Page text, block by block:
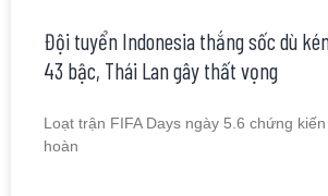
Đội tuyển Indonesia thắng sốc dù
43 bậc, Thái Lan gây thất vọng
Loạt trận FIFA Days ngày 5.6 chứng
hoàn